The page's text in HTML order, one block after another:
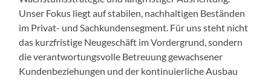
Unser Fokus liegt auf stabilen, nachhaltigen Beständen
im Privat- und Sachkundensegment. Für uns steht nicht
das kurzfristige Neugeschäft im Vordergrund, sondern
die verantwortungsvolle Betreuung gewachsener
Kundenbeziehungen und der kontinuierliche Ausbau